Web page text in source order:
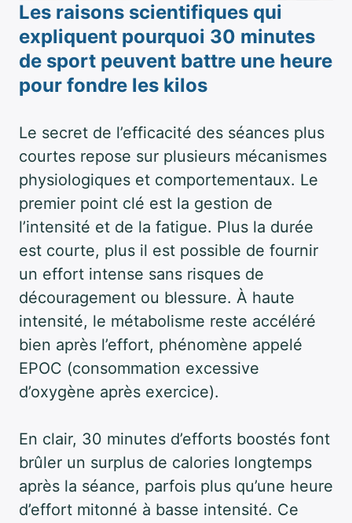
Les raisons scientifiques qui
expliquent pourquoi 30 minutes
de sport peuvent battre une heure
pour fondre les kilos
Le secret de l’efficacité des séances plus
courtes repose sur plusieurs mécanismes
physiologiques et comportementaux. Le
premier point clé est la gestion de
l’intensité et de la fatigue. Plus la durée
est courte, plus il est possible de fournir
un effort intense sans risques de
découragement ou blessure. À haute
intensité, le métabolisme reste accéléré
bien après l’effort, phénomène appelé
EPOC (consommation excessive
d’oxygène après exercice).
En clair, 30 minutes d’efforts boostés font
brûler un surplus de calories longtemps
après la séance, parfois plus qu’une heure
d’effort mitonné à basse intensité. Ce